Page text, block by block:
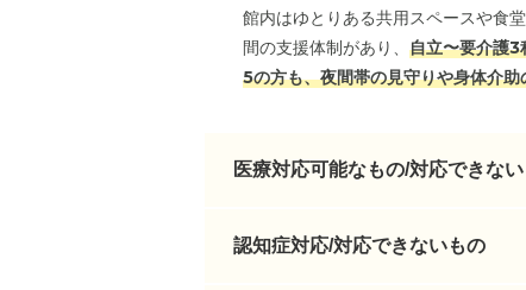
館内はゆとりある共用スペースや食
間の支援体制があり、 自立〜要介護3
5の方も、夜間帯の見守りや身体介
医療対応可能なもの/対応できな
認知症対応/対応できないもの